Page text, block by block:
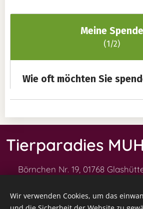
Tierparadies
Börnchen Nr. 19, 01768
Impressum | Datenschutz
Kontakt|
Wir verwenden Cookies, um das